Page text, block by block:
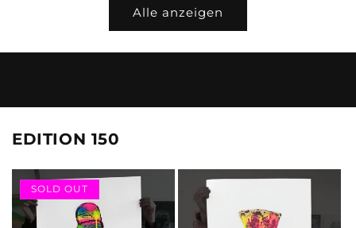
Alle anzeigen
EDITION 150
SOLD OUT